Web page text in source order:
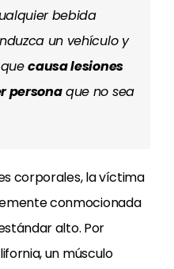
bebida
un vehículo y
quecausa lesiones
personaque no sea
corporales, la víctima
conmocionada
alto. Por
un músculo